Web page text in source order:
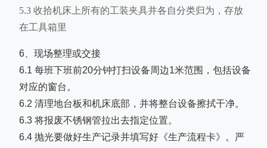
5.3 收拾机床上所有的工装夹具并各自分类归为，存放
在工具箱里
6、现场整理或交接
6.1 每班下班前20分钟打扫设备周边1米范围，包括设备
对应的窗台。
6.2 清理地台板和机床底部，并将整台设备擦拭干净。
6.3 将报废不锈钢管拉出去指定位置。
6.4 抛光要做好生产记录并填写好《生产流程卡》。严